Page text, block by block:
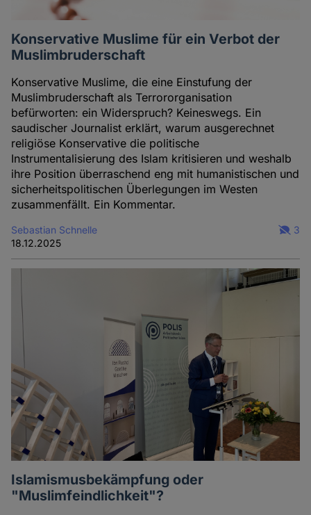
Konservative Muslime für ein Verbot der
Muslimbruderschaft
Konservative Muslime, die eine Einstufung der
Muslimbruderschaft als Terrororganisation
befürworten: ein Widerspruch? Keineswegs. Ein
saudischer Journalist erklärt, warum ausgerechnet
religiöse Konservative die politische
Instrumentalisierung des Islam kritisieren und weshalb
ihre Position überraschend eng mit humanistischen und
sicherheitspolitischen Überlegungen im Westen
zusammenfällt. Ein Kommentar.
Sebastian Schnelle
18.12.2025
3
Islamismusbekämpfung oder
"Muslimfeindlichkeit"?